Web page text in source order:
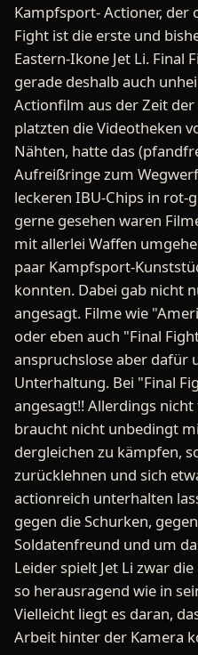
Kampfsport- Actioner, der
Fight ist die erste und
Eastern-Ikone Jet Li. Final
gerade deshalb auch
Actionfilm aus der Zeit der
platzten die Videotheken
Nähten, hatte das
Aufreißringe zum
leckeren IBU-Chips in rot-
gerne gesehen waren
mit allerlei Waffen
paar Kampfsport-
konnten. Dabei gab nicht
angesagt. Filme wie
oder eben auch "Final
anspruchslose aber dafür
Unterhaltung. Bei "Final
angesagt!! Allerdings
braucht nicht unbedingt
dergleichen zu kämpfen,
zurücklehnen und sich
actionreich unterhalten
gegen die Schurken,
Soldatenfreund und um
Leider spielt Jet Li zwar
so herausragend wie in
Vielleicht liegt es daran,
Arbeit hinter der Kamera